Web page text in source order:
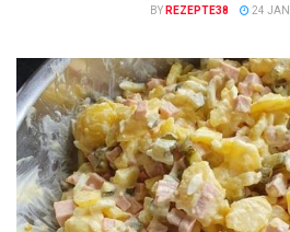
BY REZEPTE38 24